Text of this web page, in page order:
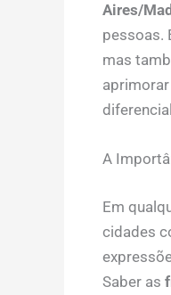
Aires/
pessoas.
mas
A
Em
cidades
Saber as